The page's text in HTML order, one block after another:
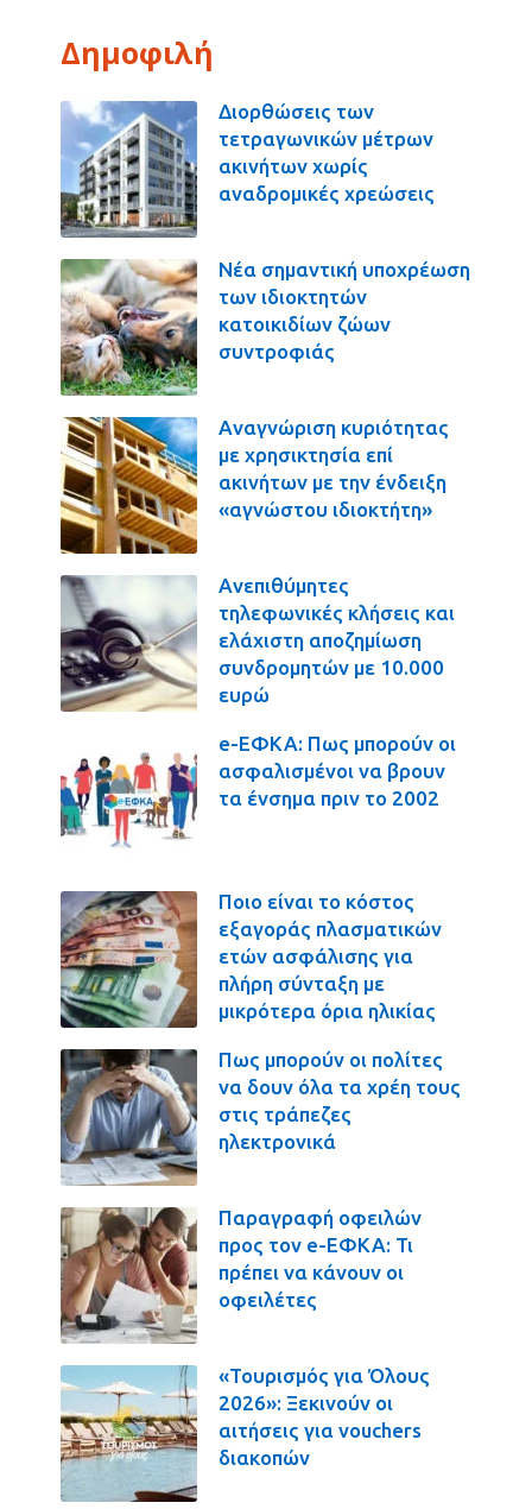
Δημοφιλή
Διορθώσεις των
τετραγωνικών μέτρων
ακινήτων χωρίς
αναδρομικές χρεώσεις
Νέα σημαντική υποχρέωση
των ιδιοκτητών
κατοικιδίων ζώων
συντροφιάς
Αναγνώριση κυριότητας
με χρησικτησία επί
ακινήτων με την ένδειξη
«αγνώστου ιδιοκτήτη»
Ανεπιθύμητες
τηλεφωνικές κλήσεις και
ελάχιστη αποζημίωση
συνδρομητών με 10.000
ευρώ
e-ΕΦΚΑ: Πως μπορούν οι
ασφαλισμένοι να βρουν
τα ένσημα πριν το 2002
Ποιο είναι το κόστος
εξαγοράς πλασματικών
ετών ασφάλισης για
πλήρη σύνταξη με
μικρότερα όρια ηλικίας
Πως μπορούν οι πολίτες
να δουν όλα τα χρέη τους
στις τράπεζες
ηλεκτρονικά
Παραγραφή οφειλών
προς τον e-ΕΦΚΑ: Τι
πρέπει να κάνουν οι
οφειλέτες
«Τουρισμός για Όλους
2026»: Ξεκινούν οι
αιτήσεις για vouchers
διακοπών